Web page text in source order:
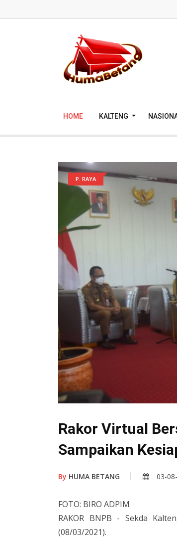
HOME KALTENG
P. RAYA
Rakor Virtual
Sampaikan
By HUMA BETANG 03-
FOTO: BIRO ADPIM
RAKOR BNPB - Sekda
(08/03/2021).